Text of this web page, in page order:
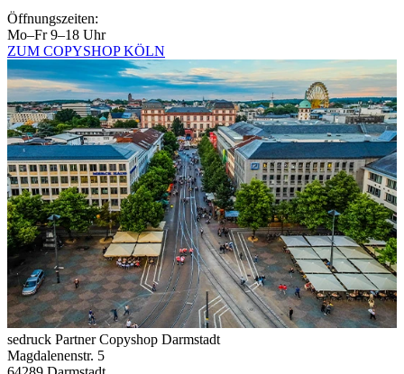
Öffnungszeiten:
Mo–Fr 9–18 Uhr
ZUM COPYSHOP KÖLN
sedruck Partner Copyshop Darmstadt
Magdalenenstr. 5